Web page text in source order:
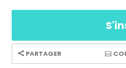
PARTAGER